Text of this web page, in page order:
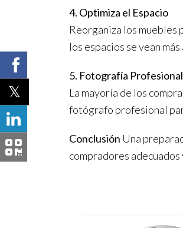
4. Optimiza el Espacio
Reorganiza los muebles
los espacios se vean
5. Fotografía Profesional
La mayoría de los
fotógrafo profesional
Conclusión Una
compradores